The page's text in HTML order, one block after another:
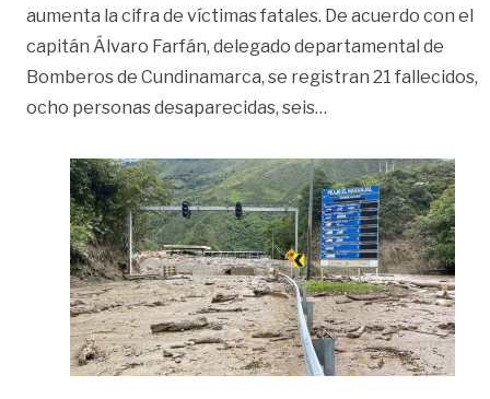
aumenta la cifra de víctimas fatales. De acuerdo con el
capitán Álvaro Farfán, delegado departamental de
Bomberos de Cundinamarca, se registran 21 fallecidos,
ocho personas desaparecidas, seis…